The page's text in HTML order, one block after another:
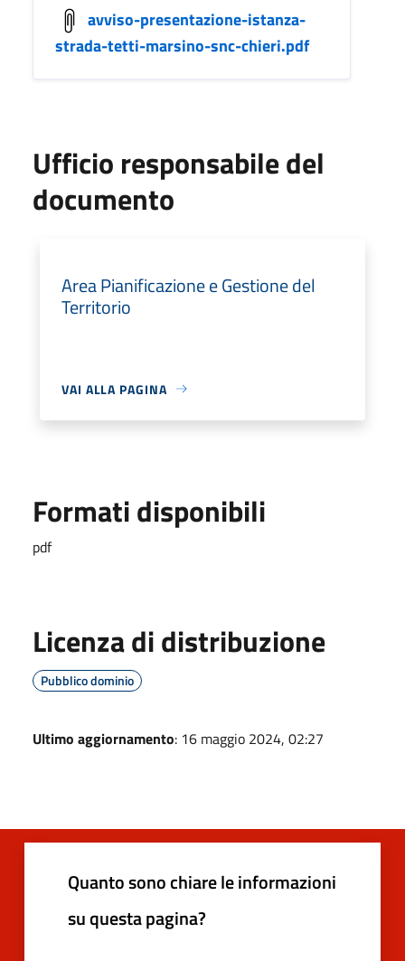
avviso-presentazione-istanza-
strada-tetti-marsino-snc-chieri.pdf
Ufficio responsabile del
documento
Area Pianificazione e Gestione del
Territorio
VAI ALLA PAGINA
Formati disponibili
pdf
Licenza di distribuzione
Pubblico dominio
Ultimo aggiornamento: 16 maggio 2024, 02:27
Quanto sono chiare le informazioni
su questa pagina?